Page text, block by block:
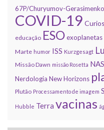
67P/Churyumov-Gerasimenko
COVID-19
educação ESOexoplanetas
Marte humor ISS Kurzgesagt
Missão Dawn missão Rosetta
Nerdologia New Horizons
Plutão Processamento de imagem
Hubble Terra vacinas